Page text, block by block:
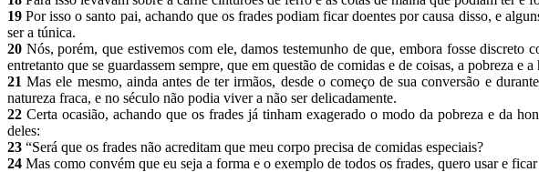
19 Por isso o santo pai, achando que os frades podiam ficar doentes por causa disso, e
ser a túnica.
20 Nós, porém, que estivemos com ele, damos testemunho de que, embora fosse
entretanto que se guardassem sempre, que em questão de comidas e de coisas, a pobreza
21 Mas ele mesmo, ainda antes de ter irmãos, desde o começo de sua conversão e
natureza fraca, e no século não podia viver a não ser delicadamente.
22 Certa ocasião, achando que os frades já tinham exagerado o modo da pobreza e da
deles:
23 “Será que os frades não acreditam que meu corpo precisa de comidas especiais?
24 Mas como convém que eu seja a forma e o exemplo de todos os frades, quero usar e